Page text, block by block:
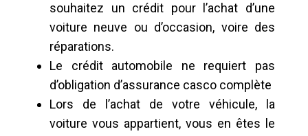
souhaitez un crédit pour l’achat d’une
voiture neuve ou d’occasion, voire des
réparations.
Le crédit automobile ne requiert pas
d’obligation d’assurance casco complète
Lors de l’achat de votre véhicule, la
voiture vous appartient, vous en êtes le